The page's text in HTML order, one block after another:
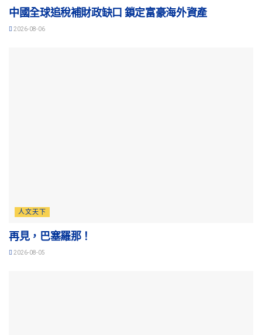
中國全球追稅補財政缺口 鎖定富豪海外資產
2026-08-06
人文天下
再見，巴塞羅那！
2026-08-05